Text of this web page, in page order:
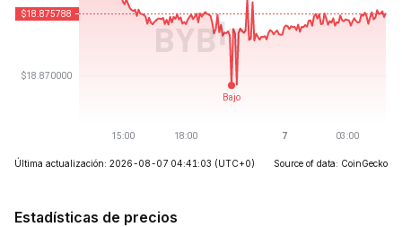
Última actualización: 2026-08-07 04:41:03 (UTC+0) Source of data: CoinGecko
Estadísticas de precios